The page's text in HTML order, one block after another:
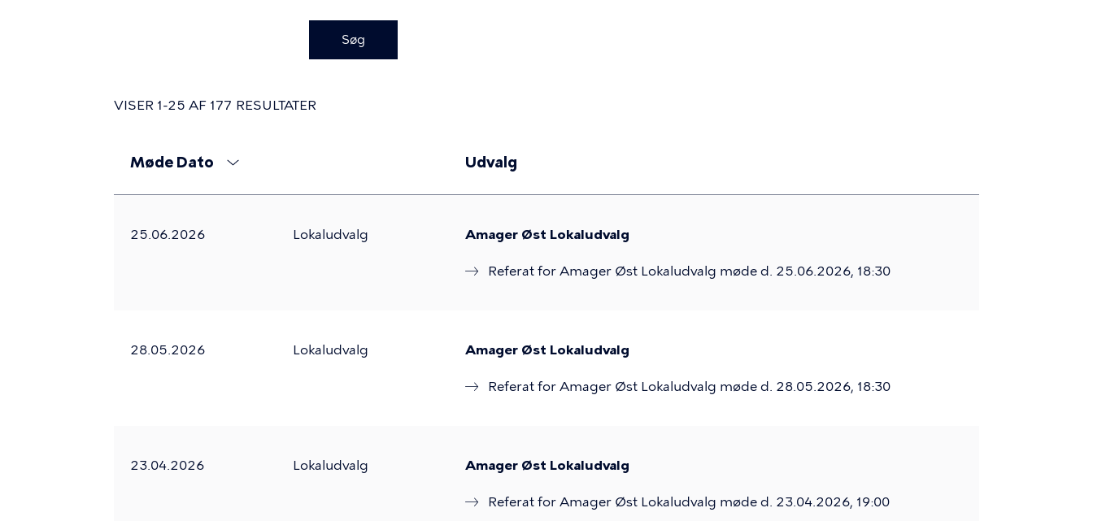
skal
mellemrumstasten
naviger
enter
VISER 1-25 AF 177 RESULTATER
Møde Dato
Sortér
Udvalg
25.06.2026 Lokaludvalg Amager Øst Lokaludvalg
Referat for Amager Øst Lokaludvalg møde d. 25.06.2026, 18:30
28.05.2026 Lokaludvalg Amager Øst Lokaludvalg
Referat for Amager Øst Lokaludvalg møde d. 28.05.2026, 18:30
23.04.2026 Lokaludvalg Amager Øst Lokaludvalg
Referat for Amager Øst Lokaludvalg møde d. 23.04.2026, 19:00